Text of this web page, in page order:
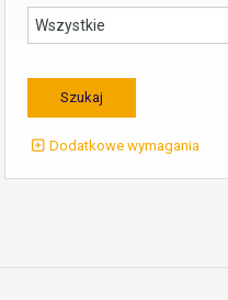
Dodatkowe wymagania